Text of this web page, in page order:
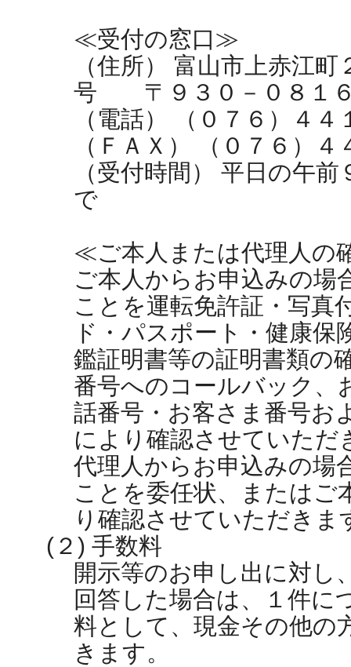
≪受付の窓口≫
（住所） 富山市上赤江
号 〒９３０－０８１
（電話） （０７６）４
（ＦＡＸ） （０７６）
（受付時間） 平日の午
で
≪ご本人または代理人の
ご本人からお申込みの場
ことを運転免許証・写真
ド・パスポート・健康保
鑑証明書等の証明書類の
番号へのコールバック、
話番号・お客さま番号お
により確認させていただ
代理人からお申込みの場
ことを委任状、またはご
り確認させていただきま
(２) 手数料
開示等のお申し出に対し
回答した場合は、１件に
料として、現金その他の
きます。